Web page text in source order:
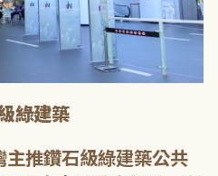
綠建築
推鑽石級綠建築公共